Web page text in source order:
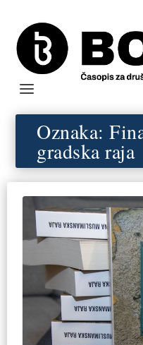
Oznaka:
gradska raja